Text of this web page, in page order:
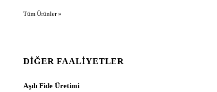
Tüm Ürünler »
DIĞER FAALIYETLER
Aşılı Fide Üretimi